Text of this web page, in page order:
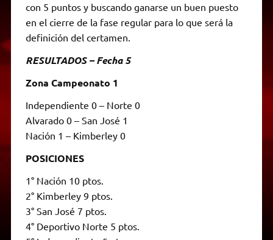
con 5 puntos y buscando ganarse un buen puesto
en el cierre de la fase regular para lo que será la
definición del certamen.
RESULTADOS – Fecha 5
Zona Campeonato 1
Independiente 0 – Norte 0
Alvarado 0 – San José 1
Nación 1 – Kimberley 0
POSICIONES
1° Nación 10 ptos.
2° Kimberley 9 ptos.
3° San José 7 ptos.
4° Deportivo Norte 5 ptos.